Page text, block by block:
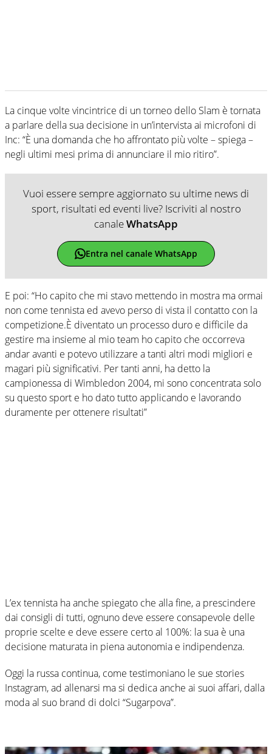
La cinque volte vincintrice di un torneo dello Slam è tornata
a parlare della sua decisione in un’intervista ai microfoni di
Inc: “È una domanda che ho affrontato più volte – spiega –
negli ultimi mesi prima di annunciare il mio ritiro”.
Vuoi essere sempre aggiornato su ultime news di
sport, risultati ed eventi live? Iscriviti al nostro
canaleWhatsApp
Entra nel canale WhatsApp
E poi: “Ho capito che mi stavo mettendo in mostra ma ormai
non come tennista ed avevo perso di vista il contatto con la
competizione.È diventato un processo duro e difficile da
gestire ma insieme al mio team ho capito che occorreva
andar avanti e potevo utilizzare a tanti altri modi migliori e
magari più significativi. Per tanti anni, ha detto la
campionessa di Wimbledon 2004, mi sono concentrata solo
su questo sport e ho dato tutto applicando e lavorando
duramente per ottenere risultati”
L’ex tennista ha anche spiegato che alla fine, a prescindere
dai consigli di tutti, ognuno deve essere consapevole delle
proprie scelte e deve essere certo al 100%: la sua è una
decisione maturata in piena autonomia e indipendenza.
Oggi la russa continua, come testimoniano le sue stories
Instagram, ad allenarsi ma si dedica anche ai suoi affari, dalla
moda al suo brand di dolci “Sugarpova”.